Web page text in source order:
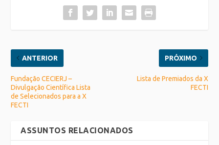
ANTERIOR
Fundação CECIERJ –
Divulgação Científica Lista
de Selecionados para a X
FECTI
PRÓXIMO
Lista de Premiados da X
FECTI
ASSUNTOS RELACIONADOS